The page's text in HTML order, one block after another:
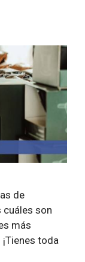
de
cuáles son
más
toda